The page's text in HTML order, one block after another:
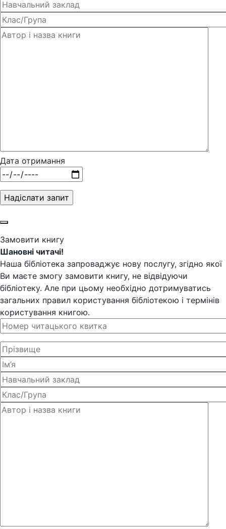
Дата отримання
Замовити книгу
Шановні читачі!
Наша бібліотека запроваджує нову послугу, згідно якої
Ви маєте змогу замовити книгу, не відвідуючи
бібліотеку. Але при цьому необхідно дотримуватись
загальних правил користування бібліотекою і термінів
користування книгою.